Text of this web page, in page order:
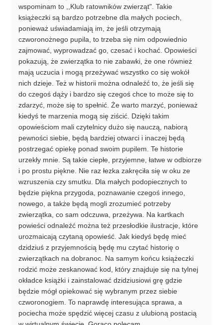
wspominam to ,,Klub ratowników zwierząt". Takie
książeczki są bardzo potrzebne dla małych pociech,
ponieważ uświadamiają im, że jeśli otrzymają
czworonożnego pupila, to trzeba się nim odpowiednio
zajmować, wyprowadzać go, czesać i kochać. Opowieści
pokazują, że zwierzątka to nie zabawki, że one również
mają uczucia i mogą przeżywać wszystko co się wokół
nich dzieje. Też w historii można odnaleźć to, że jeśli się
do czegoś dąży i bardzo się czegoś chce to może się to
zdarzyć, może się to spełnić. Że warto marzyć, ponieważ
kiedyś te marzenia mogą się ziścić. Dzięki takim
opowieściom mali czytelnicy dużo się nauczą, nabiorą
pewności siebie, będą bardziej otwarci i inaczej będą
postrzegać opiekę ponad swoim pupilem. Te historie
urzekły mnie. Są takie ciepłe, przyjemne, łatwe w odbiorze
i po prostu piękne. Nie raz łezka zakręciła się w oku ze
wzruszenia czy smutku. Dla małych podopiecznych to
będzie piękna przygoda, poznawanie czegoś innego,
nowego, a także będą mogli zrozumieć potrzeby
zwierzątka, co sam odczuwa, przeżywa. Na kartkach
powieści odnaleźć można też przesłodkie ilustracje, które
urozmaicają czytaną opowieść. Jak kiedyś będę mieć
dzidziuś z przyjemnością będę mu czytać historię o
zwierzątkach na dobranoc. Na samym końcu książeczki
rodzić może zeskanować kod, który znajduje się na tylnej
okładce książki i zainstalować dzidziusiowi grę gdzie
będzie mógł opiekować się wybranym przez siebie
czworonogiem. To naprawdę interesująca sprawa, a
pociecha może spędzić więcej czasu z ulubioną postacią